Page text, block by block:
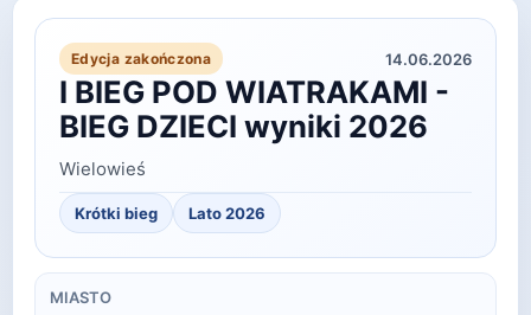
Edycja zakończona 14.06.2026
I BIEG POD WIATRAKAMI -
BIEG DZIECI wyniki 2026
Wielowieś
Krótki bieg Lato2026
MIASTO